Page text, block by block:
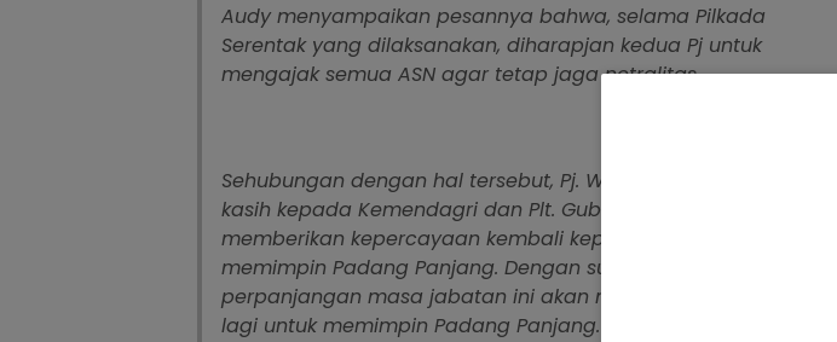
Audy menyampaikan pesannya bahwa, selama Pilkada
Serentak yang dilaksanakan, diharapjan kedua Pj untuk
mengajak semua ASN agar tetap jaga netralitas.
Sehubungan dengan hal tersebut, Pj. Wako Sonny berterima
kasih kepada Kemendagri dan Plt. Gubernur yang telah
memberikan kepercayaan kembali kepadanya untuk
memimpin Padang Panjang. Dengan surat keputusan
perpanjangan masa jabatan ini akan menjadi amanah baru
lagi untuk memimpin Padang Panjang.